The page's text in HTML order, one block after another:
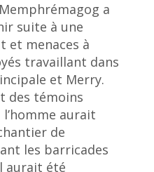
a
suite à une
et menaces à
travaillant dans
et Merry.
des témoins
aurait
de
les barricades
aurait été